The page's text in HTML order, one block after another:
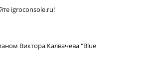
igroconsole.ru!
Виктора Калвачева "Blue